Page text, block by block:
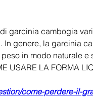
garcinia cambogia
genere, la garcinia
in modo naturale e
USARE LA FORMA
come-perdere-il-